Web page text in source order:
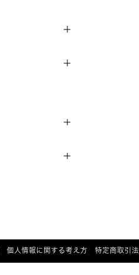
個人情報に関する考え方 特定商取引